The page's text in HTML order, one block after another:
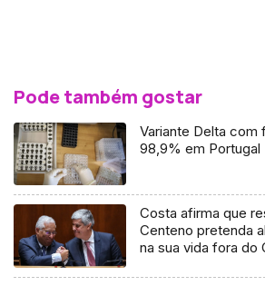
Pode também gostar
Variante Delta com
98,9% em Portugal
Costa afirma que
Centeno pretenda
na sua vida fora do